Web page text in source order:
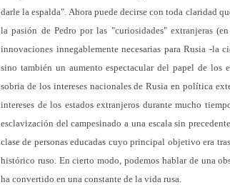
darle la espalda". Ahora puede decirse con toda claridad
la pasión de Pedro por las "curiosidades" extranjeras
innovaciones innegablemente necesarias para Rusia -la
sino también un aumento espectacular del papel de los
sobria de los intereses nacionales de Rusia en política
intereses de los estados extranjeros durante mucho
esclavización del campesinado a una escala sin
clase de personas educadas cuyo principal objetivo era
histórico ruso. En cierto modo, podemos hablar de una
ha convertido en una constante de la vida rusa.